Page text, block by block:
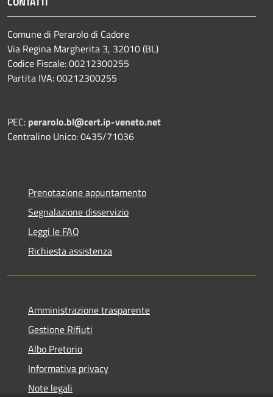
Comune di Perarolo di Cadore
Via Regina Margherita 3, 32010 (BL)
Codice Fiscale: 00212300255
Partita IVA: 00212300255
PEC: perarolo.bl@cert.ip-veneto.net
Centralino Unico: 0435/71036
Prenotazione appuntamento
Segnalazione disservizio
Leggi le FAQ
Richiesta assistenza
Amministrazione trasparente
Gestione Rifiuti
Albo Pretorio
Informativa privacy
Note legali